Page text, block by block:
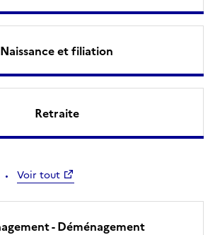
Naissance et filiation
Retraite
Voir tout
- Déménagement